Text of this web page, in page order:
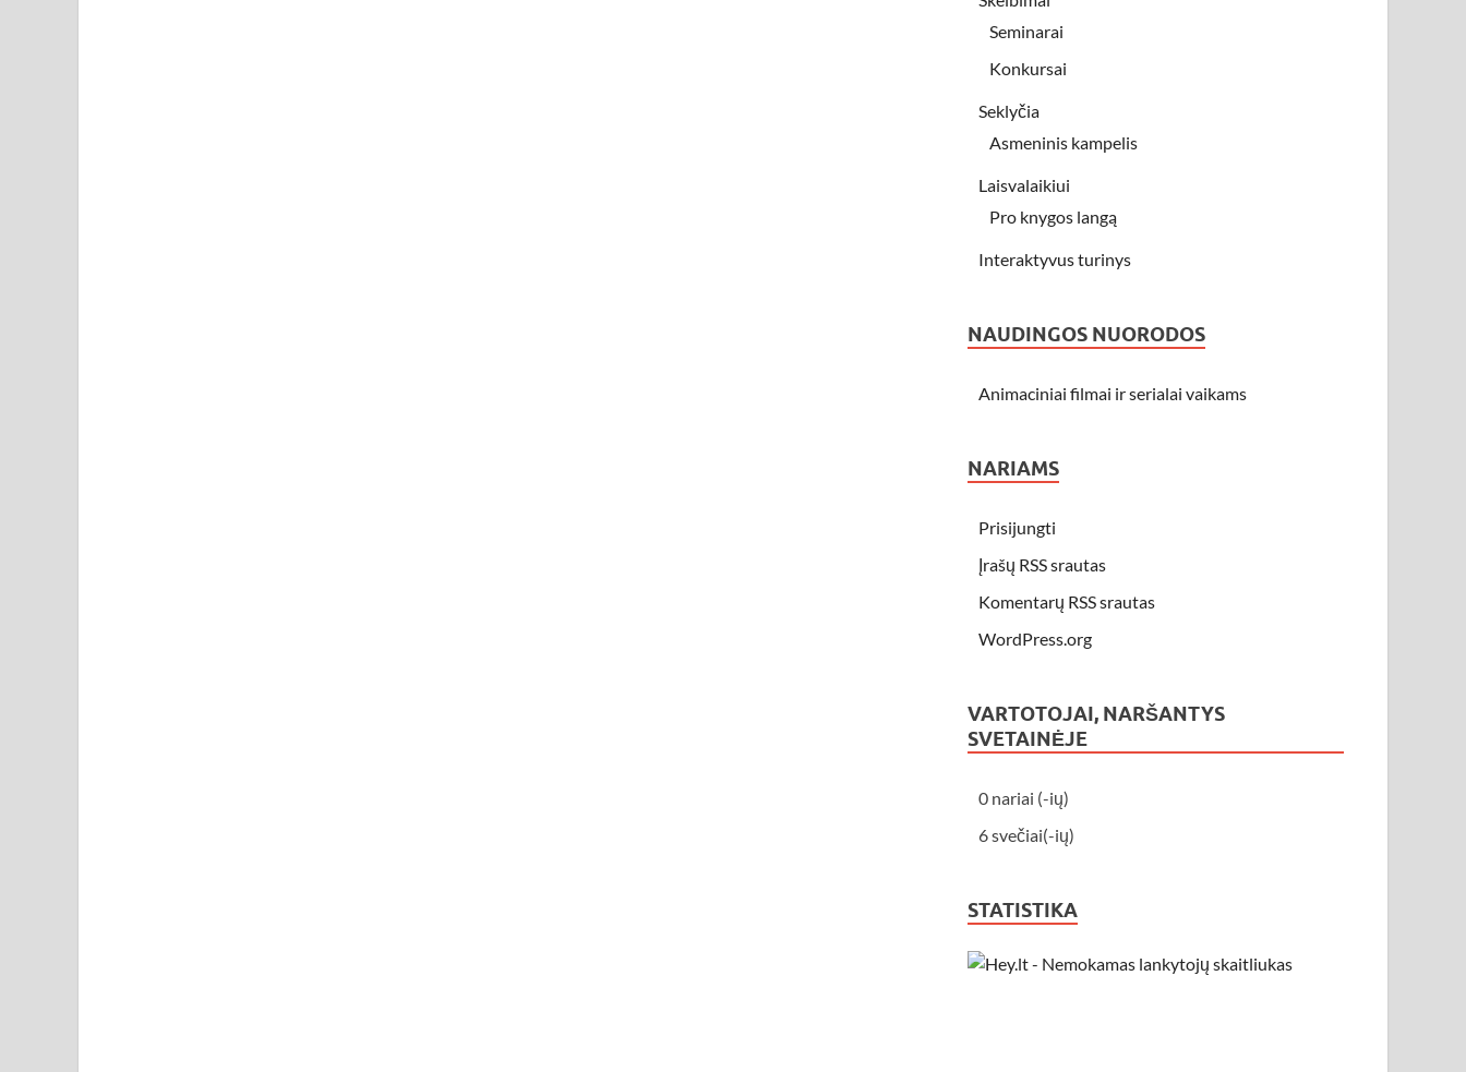
Seminarai
Konkursai
Seklyčia
Asmeninis kampelis
Laisvalaikiui
Pro knygos langą
Interaktyvus turinys
NAUDINGOS NUORODOS
Animaciniai filmai ir serialai vaikams
NARIAMS
Prisijungti
Įrašų RSS srautas
Komentarų RSS srautas
WordPress.org
VARTOTOJAI, NARŠANTYS
SVETAINĖJE
0 nariai (-ių)
6 svečiai(-ių)
STATISTIKA